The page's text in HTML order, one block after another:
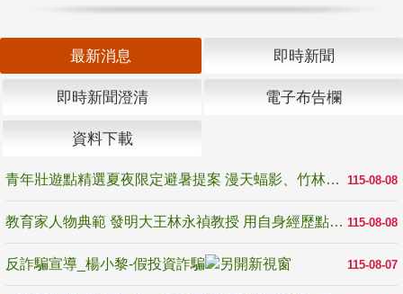
最新消息 即時新聞
即時新聞澄清 電子布告欄
資料下載
115-08-08
青年壯遊點精選夏夜限定避暑提案 漫天蝠影、竹林尋蛙、茶香夜觀 邀青年暮色出發
115-08-08
教育家人物典範 發明大王林永禎教授 用自身經歷點亮學生的路
115-08-07
反詐騙宣導_楊小黎-假投資詐騙